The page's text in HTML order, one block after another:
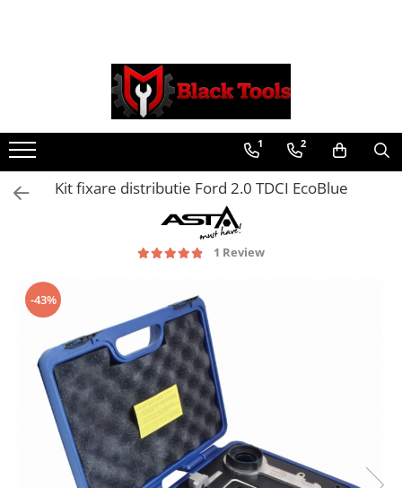
Scule Service Auto
Chei Si Truse De Chei
Chei combinate
Chei Combinate Cu Clichet
Chei Cotite
Clesti pentru sertizat
Clesti pentru sigurante
Clesti reglabili pentru tevi
Clesti service auto
Clesti universali
Clima/Aer conditionat
Cricuri cutie viteze
Dispozitive de sablat & accesorii
1 2
Kit fixare distributie Ford 2.0 TDCI EcoBlue
1 Review
-43%